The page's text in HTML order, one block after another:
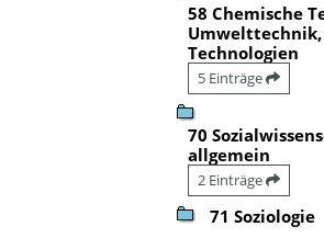
58 Chemische
Technologien
5 Einträge
70
allgemein
2 Einträge
71 Soziologie